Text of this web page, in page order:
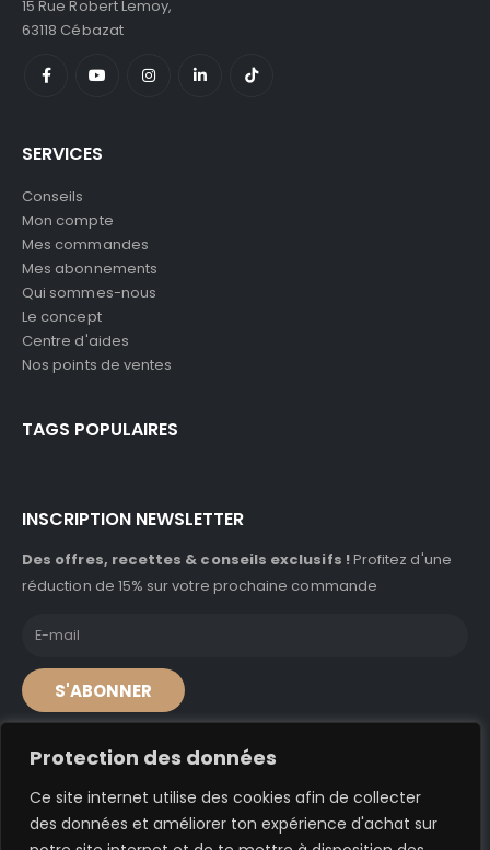
Protection des données
Ce site internet utilise des cookies afin de collecter
des données et améliorer ton expérience d'achat sur
15 Rue Robert Lemoy,
63118 Cébazat
SERVICES
Conseils
Mon compte
Mes commandes
Mes abonnements
Qui sommes-nous
Le concept
Centre d'aides
Nos points de ventes
TAGS POPULAIRES
INSCRIPTION NEWSLETTER
Des offres, recettes & conseils exclusifs !Profitez d'une
réduction de 15% sur votre prochaine commande
S'ABONNER